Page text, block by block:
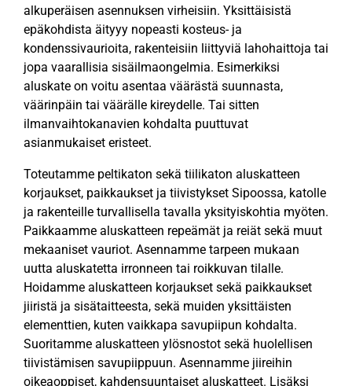
alkuperäisen asennuksen virheisiin. Yksittäisistä
epäkohdista äityyy nopeasti kosteus- ja
kondenssivaurioita, rakenteisiin liittyviä lahohaittoja tai
jopa vaarallisia sisäilmaongelmia. Esimerkiksi
aluskate on voitu asentaa väärästä suunnasta,
väärinpäin tai väärälle kireydelle. Tai sitten
ilmanvaihtokanavien kohdalta puuttuvat
asianmukaiset eristeet.
Toteutamme peltikaton sekä tiilikaton aluskatteen
korjaukset, paikkaukset ja tiivistykset Sipoossa, katolle
ja rakenteille turvallisella tavalla yksityiskohtia myöten.
Paikkaamme aluskatteen repeämät ja reiät sekä muut
mekaaniset vauriot. Asennamme tarpeen mukaan
uutta aluskatetta irronneen tai roikkuvan tilalle.
Hoidamme aluskatteen korjaukset sekä paikkaukset
jiiristä ja sisätaitteesta, sekä muiden yksittäisten
elementtien, kuten vaikkapa savupiipun kohdalta.
Suoritamme aluskatteen ylösnostot sekä huolellisen
tiivistämisen savupiippuun. Asennamme jiireihin
oikeaoppiset, kahdensuuntaiset aluskatteet. Lisäksi